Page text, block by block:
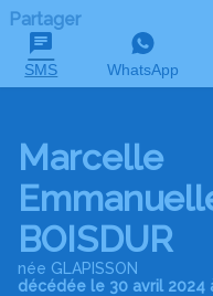
Partager
SMS WhatsApp
Marcelle
BOISDUR
née GLAPISSON
décédée le 30 avril 2024